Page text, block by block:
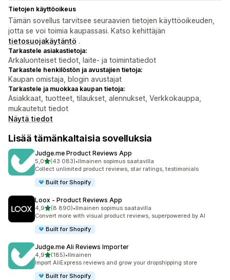
Tietojen käyttöoikeus
Tämän sovellus tarvitsee seuraavien tietojen käyttöoikeuden,
jotta se voi toimia kaupassasi. Katso kehittäjän
tietosuojakäytäntö .
Tarkastele asiakastietoja:
Arkaluonteiset tiedot, laite- ja toimintatiedot
Tarkastele henkilöstön ja avustajien tietoja:
Kaupan omistaja, blogin avustajat
Tarkastele ja muokkaa kaupan tietoja:
Asiakkaat, tuotteet, tilaukset, alennukset, Verkkokauppa,
mukautetut tiedot
Näytä tiedot
Lisää tämänkaltaisia sovelluksia
Judge.me Product Reviews App
5,0/ 5 tähteä
(43 083)
43083 arvostelua yhteensä
•Ilmainen sopimus saatavilla
Collect unlimited product reviews, star ratings, testimonials
Built for Shopify
Loox ‑ Product Reviews App
4,9/ 5 tähteä
(8 890)
8890 arvostelua yhteensä
•Ilmainen sopimus saatavilla
Convert more with visual product reviews, superpowered by AI
Built for Shopify
Judge.me Ali Reviews Importer
4,9/ 5 tähteä
(185)
185 arvostelua yhteensä
•Ilmainen
Import AliExpress reviews and grow your dropshipping store
Built for Shopify